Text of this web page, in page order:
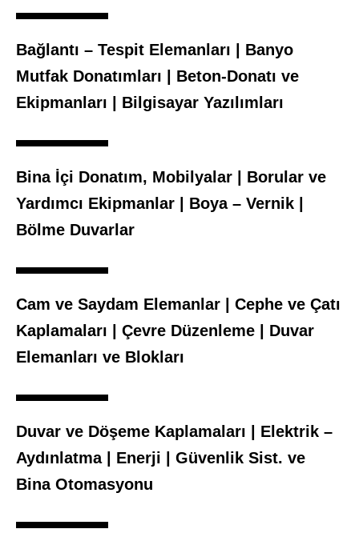
Bağlantı – Tespit Elemanları | Banyo
Mutfak Donatımları | Beton-Donatı ve
Ekipmanları | Bilgisayar Yazılımları
Bina İçi Donatım, Mobilyalar | Borular ve
Yardımcı Ekipmanlar | Boya – Vernik |
Bölme Duvarlar
Cam ve Saydam Elemanlar | Cephe ve Çatı
Kaplamaları | Çevre Düzenleme | Duvar
Elemanları ve Blokları
Duvar ve Döşeme Kaplamaları | Elektrik –
Aydınlatma | Enerji | Güvenlik Sist. ve
Bina Otomasyonu